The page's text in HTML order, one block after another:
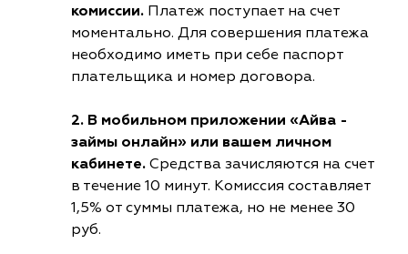
комиссии. Платеж поступает на счет
моментально. Для совершения платежа
необходимо иметь при себе паспорт
плательщика и номер договора.
2. В мобильном приложении «Айва -
займы онлайн» или вашем личном
кабинете. Средства зачисляются на счет
в течение 10 минут. Комиссия составляет
1,5% от суммы платежа, но не менее 30
руб.